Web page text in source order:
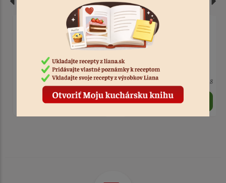
Farba gélová Wilton
listovo zelená 28 g
Kód: 9818
Farba gélová Food
20g
4 ks Kód: 1203
2,90 €